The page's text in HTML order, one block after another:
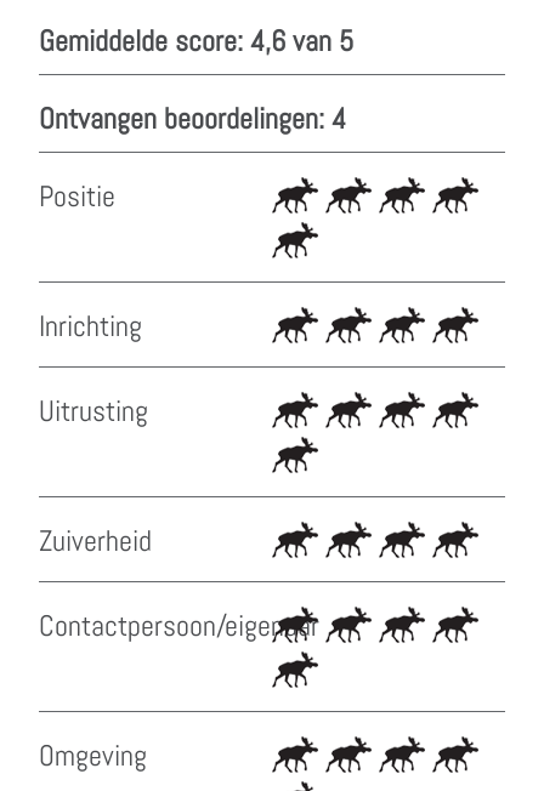
Gemiddelde score: 4,6 van 5
Ontvangen beoordelingen: 4
Positie
Inrichting
Uitrusting
Zuiverheid
Contactpersoon/eigenaar
Omgeving